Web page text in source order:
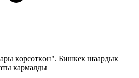
көрсөткөн". Бишкек шаардык
кармалды